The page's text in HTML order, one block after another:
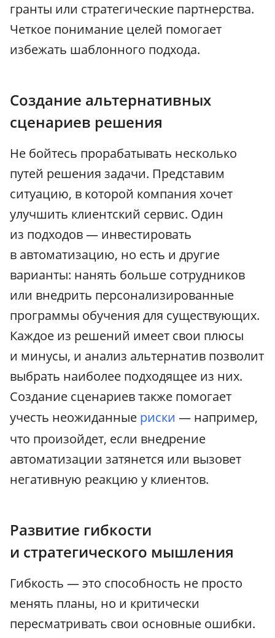
гранты или стратегические партнерства.
Четкое понимание целей помогает
избежать шаблонного подхода.
Создание альтернативных
сценариев решения
Не бойтесь прорабатывать несколько
путей решения задачи. Представим
ситуацию, в которой компания хочет
улучшить клиентский сервис. Один
из подходов — инвестировать
в автоматизацию, но есть и другие
варианты: нанять больше сотрудников
или внедрить персонализированные
программы обучения для существующих.
Каждое из решений имеет свои плюсы
и минусы, и анализ альтернатив позволит
выбрать наиболее подходящее из них.
Создание сценариев также помогает
учесть неожиданные риски — например,
что произойдет, если внедрение
автоматизации затянется или вызовет
негативную реакцию у клиентов.
Развитие гибкости
и стратегического мышления
Гибкость — это способность не просто
менять планы, но и критически
пересматривать свои основные ошибки.